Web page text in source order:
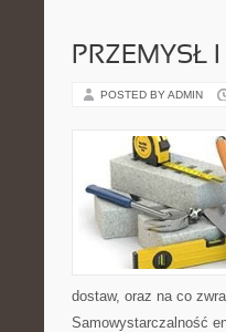
PRZEMYSŁ
POSTED BY ADMIN
dostaw, oraz na co
Samowystarczalność